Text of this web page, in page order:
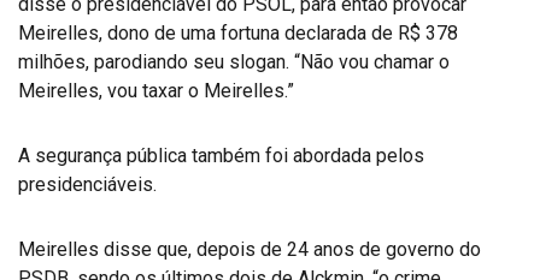
Meirelles, dono de uma fortuna declarada de R$ 378
milhões, parodiando seu slogan. “Não vou chamar o
Meirelles, vou taxar o Meirelles.”
A segurança pública também foi abordada pelos
presidenciáveis.
Meirelles disse que, depois de 24 anos de governo do